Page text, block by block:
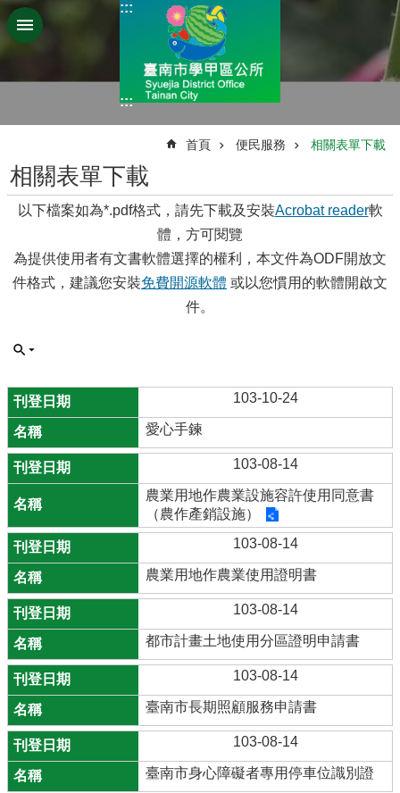
跳到主要內容區塊
:::
:::
首頁 便民服務 相關表單下載
相關表單下載
以下檔案如為*.pdf格式，請先下載及安裝Acrobat reader軟
體，方可閱覽
為提供使用者有文書軟體選擇的權利，本文件為ODF開放文
件格式，建議您安裝免費開源軟體 或以您慣用的軟體開啟文
件。
103-10-24
愛心手鍊
103-08-14
農業用地作農業設施容許使用同意書
（農作產銷設施）
103-08-14
農業用地作農業使用證明書
103-08-14
都市計畫土地使用分區證明申請書
103-08-14
臺南市長期照顧服務申請書
103-08-14
臺南市身心障礙者專用停車位識別證